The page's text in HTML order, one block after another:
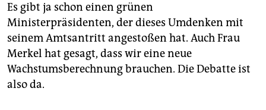
Es gibt ja schon einen grünen
Ministerpräsidenten, der dieses Umdenken mit
seinem Amtsantritt angestoßen hat. Auch Frau
Merkel hat gesagt, dass wir eine neue
Wachstumsberechnung brauchen. Die Debatte ist
also da.